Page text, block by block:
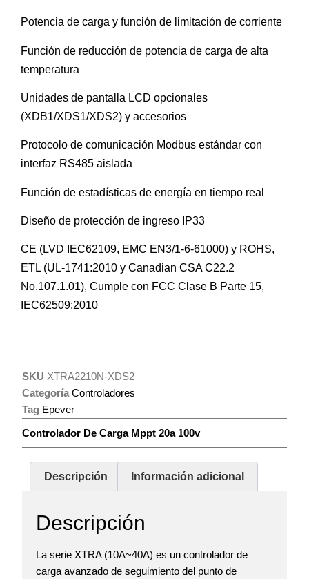
Potencia de carga y función de limitación de corriente
Función de reducción de potencia de carga de alta
temperatura
Unidades de pantalla LCD opcionales
(XDB1/XDS1/XDS2) y accesorios
Protocolo de comunicación Modbus estándar con
interfaz RS485 aislada
Función de estadísticas de energía en tiempo real
Diseño de protección de ingreso IP33
CE (LVD IEC62109, EMC EN3/1-6-61000) y ROHS,
ETL (UL-1741:2010 y Canadian CSA C22.2
No.107.1.01), Cumple con FCC Clase B Parte 15,
IEC62509:2010
SKU XTRA2210N-XDS2
Categoría Controladores
Tag Epever
Controlador De Carga Mppt 20a 100v
Descripción Información adicional
Descripción
La serie XTRA (10A~40A) es un controlador de
carga avanzado de seguimiento del punto de